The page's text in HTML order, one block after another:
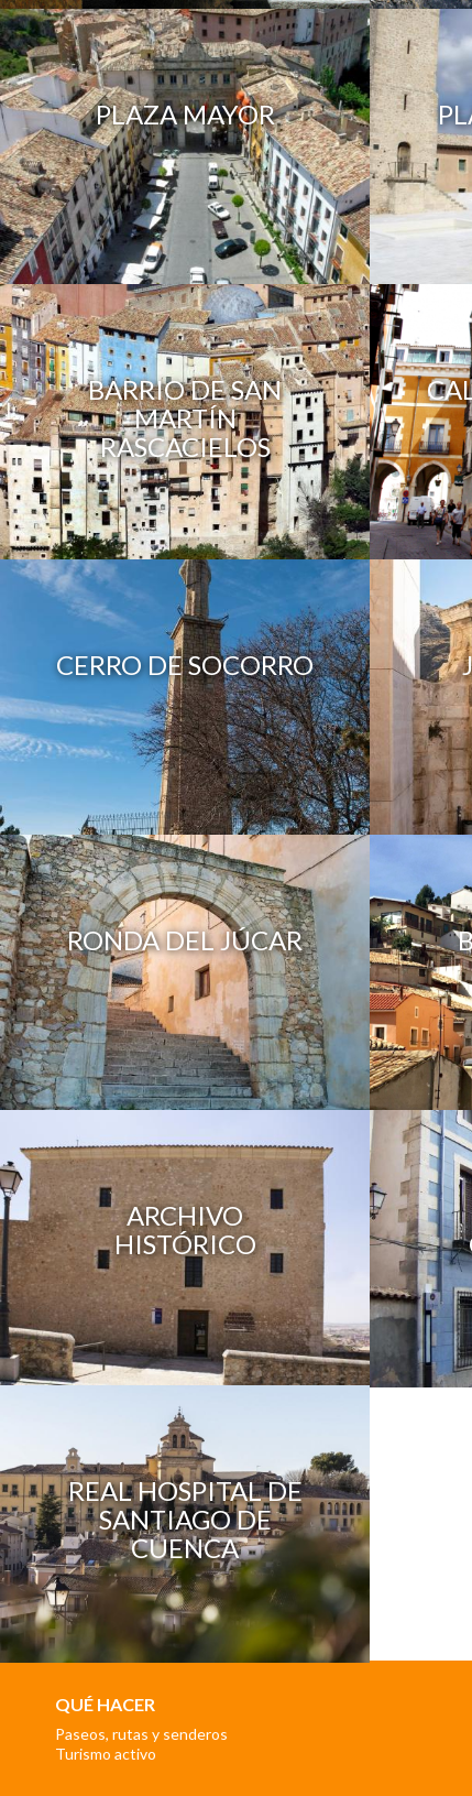
PLAZA MAYOR
BARRIO DE SAN
MARTÍN
RASCACIELOS
CERRO DE SOCORRO
RONDA DEL JÚCAR
ARCHIVO
HISTÓRICO
REAL HOSPITAL DE
SANTIAGO DE
CUENCA
QUÉ HACER
Paseos, rutas y senderos
Turismo activo